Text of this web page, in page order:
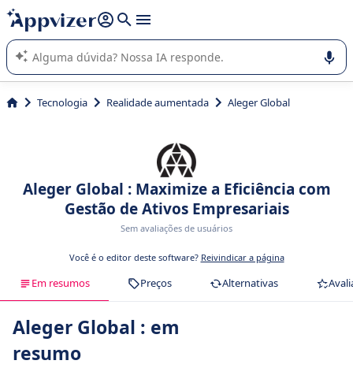
de nossa IA (várias linhas com
A IA do Appvizer o orienta no uso ou na seleção de software
SaaS para sua empresa.
Tecnologia Realidade aumentada Aleger Global
Aleger Global : Maximize a Eficiência com
Gestão de Ativos Empresariais
Sem avaliações de usuários
Você é o editor deste software? Reivindicar a página
Em resumos Preços Alternativas
Aleger Global : em
resumo